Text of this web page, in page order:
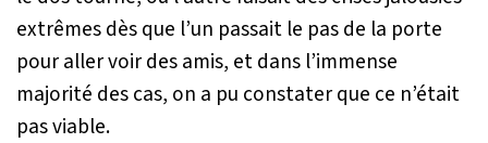
extrêmes dès que l’un passait le pas de la porte
pour aller voir des amis, et dans l’immense
majorité des cas, on a pu constater que ce n’était
pas viable.